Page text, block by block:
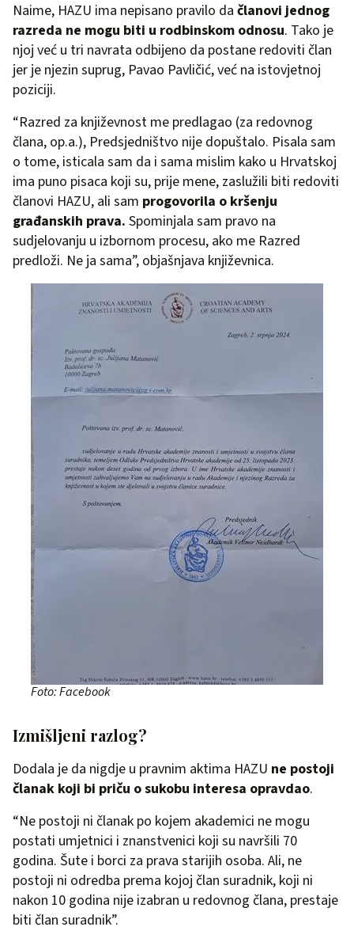
Naime, HAZU ima nepisano pravilo da članovi jednog
razreda ne mogu biti u rodbinskom odnosu. Tako je
njoj već u tri navrata odbijeno da postane redoviti član
jer je njezin suprug, Pavao Pavličić, već na istovjetnoj
poziciji.
“Razred za književnost me predlagao (za redovnog
člana, op.a.), Predsjedništvo nije dopuštalo. Pisala sam
o tome, isticala sam da i sama mislim kako u Hrvatskoj
ima puno pisaca koji su, prije mene, zaslužili biti redoviti
članovi HAZU, ali sam progovorila o kršenju
građanskih prava. Spominjala sam pravo na
sudjelovanju u izbornom procesu, ako me Razred
predloži. Ne ja sama”, objašnjava književnica.
Foto: Facebook
Izmišljeni razlog?
Dodala je da nigdje u pravnim aktima HAZU ne postoji
članak koji bi priču o sukobu interesa opravdao.
“Ne postoji ni članak po kojem akademici ne mogu
postati umjetnici i znanstvenici koji su navršili 70
godina. Šute i borci za prava starijih osoba. Ali, ne
postoji ni odredba prema kojoj član suradnik, koji ni
nakon 10 godina nije izabran u redovnog člana, prestaje
biti član suradnik”.